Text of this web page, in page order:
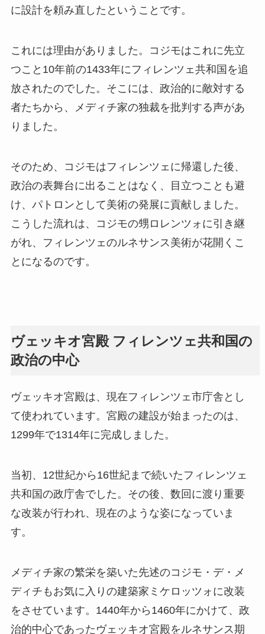
に設計を頼み直したということです。
これには理由がありました。コジモはこれに先立
つこと10年前の1433年にフィレンツェ共和国を追
放されたのでした。そこには、政治的に敵対する
者たちから、メディチ家の独裁を批判する声があ
りました。
そのため、コジモはフィレンツェに帰還した後、
政治の表舞台に出ることはなく、目立つことも避
け、パトロンとして美術の発展に貢献しました。
こうした流れは、コジモの甥ロレンツォに引き継
がれ、フィレンツェのルネサンス美術が花開くこ
とになるのです。
ヴェッキオ宮殿 フィレンツェ共和国の
政治の中心
ヴェッキオ宮殿は、現在フィレンツェ市庁舎とし
て使われています。宮殿の建設が始まったのは、
1299年で1314年に完成しました。
当初、12世紀から16世紀まで続いたフィレンツェ
共和国の政庁舎でした。その後、数回に渡り重要
な改装が行われ、現在のような姿になっていま
す。
メディチ家の繁栄を築いた先述のコジモ・デ・メ
ディチもお気に入りの建築家ミケロッツォに改装
をさせています。1440年から1460年にかけて、政
治的中心であったヴェッキオ宮殿をルネサンス期